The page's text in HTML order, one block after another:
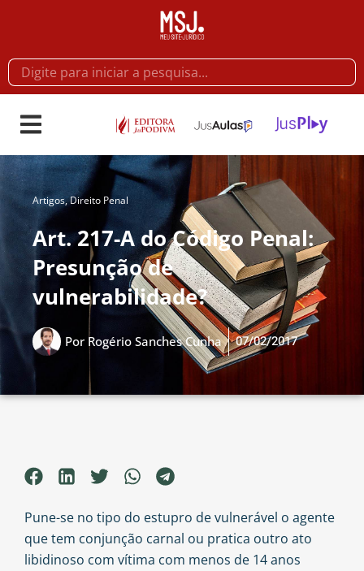
Artigos,Direito Penal
Art. 217-A do Código Penal:
Presunção de
vulnerabilidade?
Por Rogério Sanches Cunha 07/02/2017
Pune-se no tipo do estupro de vulnerável o agente
que tem conjunção carnal ou pratica outro ato
libidinoso com vítima com menos de 14 anos